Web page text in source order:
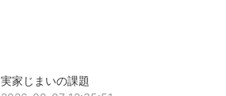
実家じまいの課題